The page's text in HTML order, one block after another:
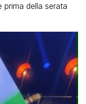
prima della serata